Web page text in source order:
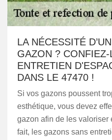
LA NÉCESSITÉ
GAZON ? CONFIEZ-
ENTRETIEN
DANS LE 47470 !
Si vos gazons poussent
esthétique, vous devez
gazon afin de les valoriser
fait, les gazons sans